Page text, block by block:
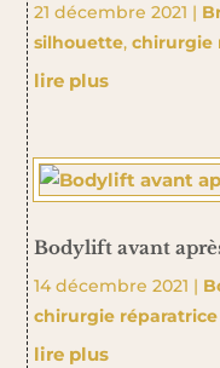
21 décembre 2021 |
silhouette, chirurgie
lire plus
Bodylift avant
14 décembre 2021 |
chirurgie réparatrice
lire plus